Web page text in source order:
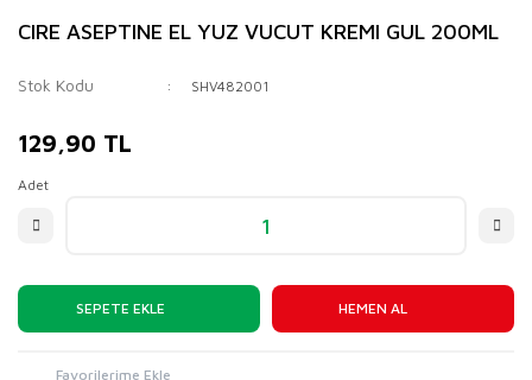
CIRE ASEPTINE EL YUZ VUCUT KREMI GUL 200ML
Stok Kodu SHV482001
129,90 TL
Adet
SEPETE EKLE HEMEN AL